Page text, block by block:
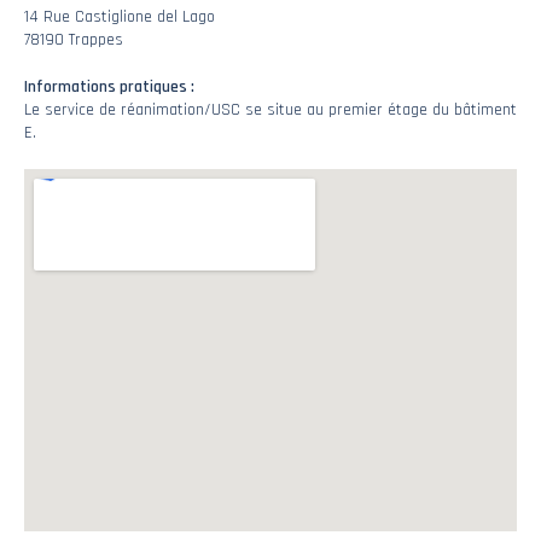
14 Rue Castiglione del Lago
78190 Trappes
Informations pratiques :
Le service de réanimation/USC se situe au premier étage du bâtiment
E.